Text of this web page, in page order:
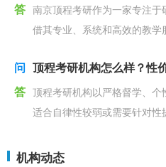
答 南京顶程考研作为一家专注
借其专业、系统和高效的教
问 顶程考研机构怎么样？性
答 顶程考研机构以严格督学、个
适合自律性较弱或需要针对
机构动态